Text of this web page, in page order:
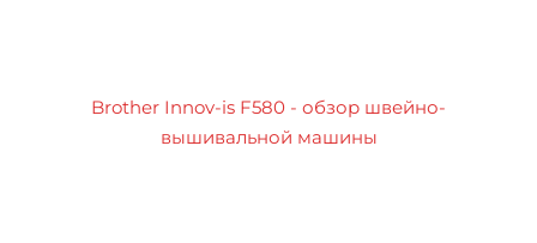
Brother Innov-is F580 - обзор швейно-
вышивальной машины